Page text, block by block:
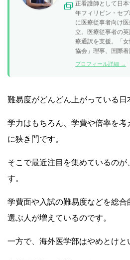
正看護師として日
年フィリピン・セ
に医療従事者向け
立。医療従事者の
療通訳を支援。「
協会」理事、国際看
プロフィール詳細 →
難易度がどんどん上がっている日
学力はもちろん、学費や倍率を考
に狭き門です。
そこで最近注目を集めているのが
す。
学費面や入試の難易度などを総
選ぶ人が増えているのです。
一方で、海外医学部はやめとけと